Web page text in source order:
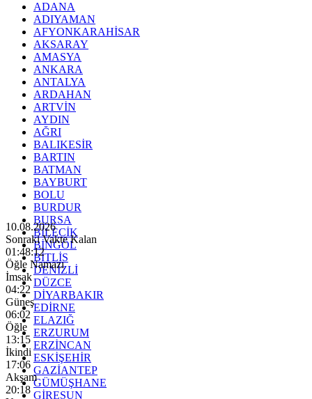
ADANA
ADIYAMAN
AFYONKARAHİSAR
AKSARAY
AMASYA
ANKARA
ANTALYA
ARDAHAN
ARTVİN
AYDIN
AĞRI
BALIKESİR
BARTIN
BATMAN
BAYBURT
BOLU
BURDUR
BURSA
BİLECİK
BİNGÖL
BİTLİS
DENİZLİ
DÜZCE
DİYARBAKIR
EDİRNE
ELAZIĞ
ERZURUM
ERZİNCAN
ESKİŞEHİR
GAZİANTEP
GÜMÜŞHANE
GİRESUN
10.08.2026
Sonraki Vakte Kalan
01:48:10
Öğle Namazı
İmsak
04:22
Güneş
06:02
Öğle
13:15
İkindi
17:06
Akşam
20:18